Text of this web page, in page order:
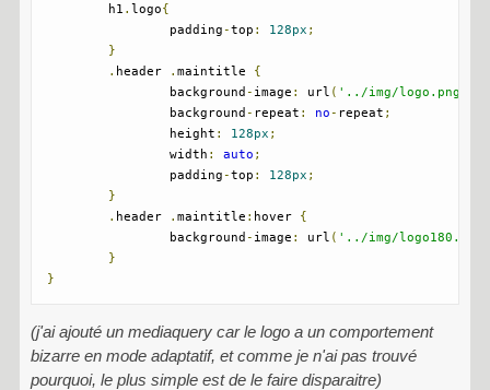
	h1
. logo{
		padding
-top : 128px ;
}
. header . maintitle {
		background
- image : url ( '../img/logo.png'
		background
- repeat : no- repeat ;
		height
: 128px ;
		width
: auto ;
		padding
-top : 128px ;
}
. header . maintitle : hover {
		background
- image : url ( '../img/logo180.png'
}
}
(j'ai ajouté un mediaquery car le logo a un comportement
bizarre en mode adaptatif, et comme je n'ai pas trouvé
pourquoi, le plus simple est de le faire disparaitre)